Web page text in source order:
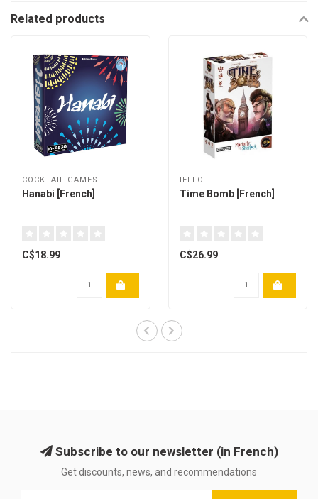
Related products
COCKTAIL GAMES
Hanabi [French]
C$18.99
IELLO
Time Bomb [French]
C$26.99
Subscribe to our newsletter (in French)
Get discounts, news, and recommendations